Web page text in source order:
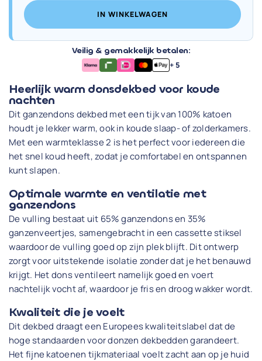
IN WINKELWAGEN
Veilig & gemakkelijk betalen:
+ 5
Heerlijk warm donsdekbed voor koude
nachten
Dit ganzendons dekbed met een tijk van 100% katoen
houdt je lekker warm, ook in koude slaap- of zolderkamers.
Met een warmteklasse 2 is het perfect voor iedereen die
het snel koud heeft, zodat je comfortabel en ontspannen
kunt slapen.
Optimale warmte en ventilatie met
ganzendons
De vulling bestaat uit 65% ganzendons en 35%
ganzenveertjes, samengebracht in een cassette stiksel
waardoor de vulling goed op zijn plek blijft. Dit ontwerp
zorgt voor uitstekende isolatie zonder dat je het benauwd
krijgt. Het dons ventileert namelijk goed en voert
nachtelijk vocht af, waardoor je fris en droog wakker wordt.
Kwaliteit die je voelt
Dit dekbed draagt een Europees kwaliteitslabel dat de
hoge standaarden voor donzen dekbedden garandeert.
Het fijne katoenen tijkmateriaal voelt zacht aan op je huid